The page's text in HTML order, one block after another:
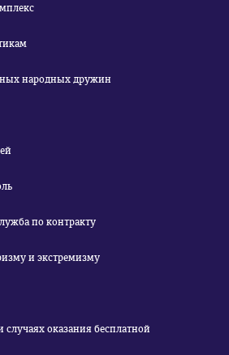
народных дружин
по контракту
и экстремизму
оказания бесплатной